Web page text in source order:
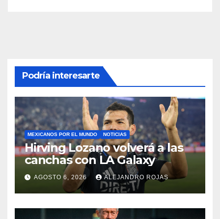
Podría interesarte
MEXICANOS POR EL MUNDO NOTICIAS
Hirving Lozano volverá a las
canchas con LA Galaxy
AGOSTO 6, 2026 ALEJANDRO ROJAS